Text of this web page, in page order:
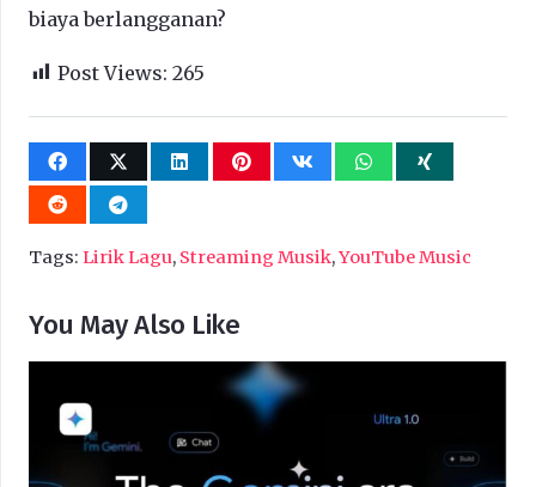
biaya berlangganan?
Post Views: 265
Tags: Lirik Lagu, Streaming Musik,YouTube Music
You May Also Like